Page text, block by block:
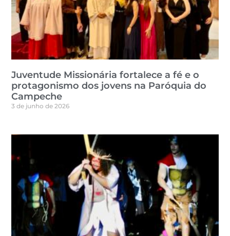
Juventude Missionária fortalece a fé e o
protagonismo dos jovens na Paróquia do
Campeche
3 de junho de 2026